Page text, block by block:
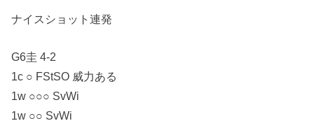
ナイスショット連発
G6圭 4-2
1c ○ FStSO 威力ある
1w ○○○ SvWi
1w ○○ SvWi